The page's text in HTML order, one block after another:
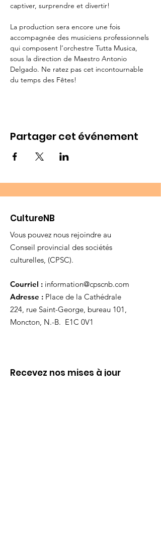
captiver, surprendre et divertir!
La production sera encore une fois
accompagnée des musiciens professionnels
qui composent l’orchestre Tutta Musica,
sous la direction de Maestro Antonio
Delgado. Ne ratez pas cet incontournable
du temps des Fêtes!
Partager cet événement
CultureNB
Vous pouvez nous rejoindre au
Conseil provincial des sociétés
culturelles, (CPSC).
Courriel : information@cpscnb.com
Adresse : Place de la Cathédrale
224, rue Saint-George, bureau 101,
Moncton, N.-B. E1C 0V1
Recevez nos mises à jour